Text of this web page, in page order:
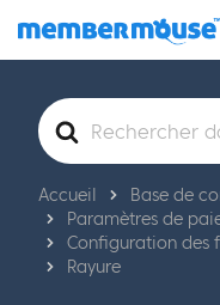
Caractéristiques
Commencer
Rechercher
Accueil
Base de
Paramètres de
Configuration des
Rayure